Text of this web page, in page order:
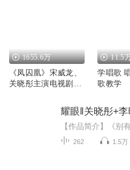
1655.6万
《凤囚凰》宋威龙、
关晓彤主演电视剧原
11.5
学唱歌
歌教学
耀眼‖关晓彤+
262 1.5万